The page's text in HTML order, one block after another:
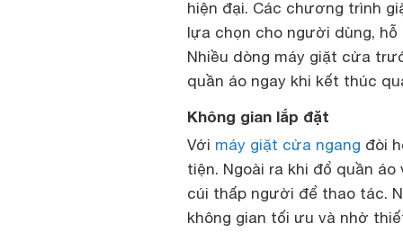
hiện đại. Các chương trình
lựa chọn cho người dùng,
Nhiều dòng máy giặt cửa
quần áo ngay khi kết thúc
Không gian lắp đặt
Với máy giặt cửa ngang đòi
tiện. Ngoài ra khi đổ quần
cúi thấp người để thao tác.
không gian tối ưu và nhờ